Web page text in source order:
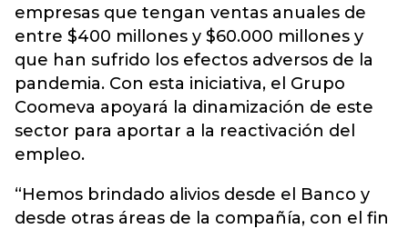
empresas que tengan ventas anuales de
entre $400 millones y $60.000 millones y
que han sufrido los efectos adversos de la
pandemia. Con esta iniciativa, el Grupo
Coomeva apoyará la dinamización de este
sector para aportar a la reactivación del
empleo.
“Hemos brindado alivios desde el Banco y
desde otras áreas de la compañía, con el fin